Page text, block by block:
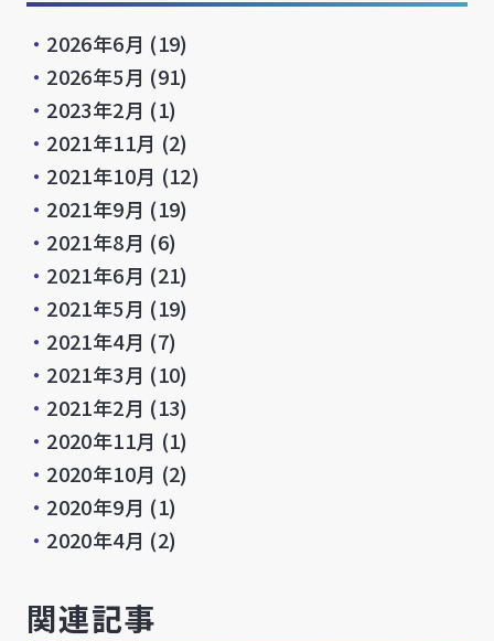
・ 2026年6月 (19)
・ 2026年5月 (91)
・ 2023年2月 (1)
・ 2021年11月 (2)
・ 2021年10月 (12)
・ 2021年9月 (19)
・ 2021年8月 (6)
・ 2021年6月 (21)
・ 2021年5月 (19)
・ 2021年4月 (7)
・ 2021年3月 (10)
・ 2021年2月 (13)
・ 2020年11月 (1)
・ 2020年10月 (2)
・ 2020年9月 (1)
・ 2020年4月 (2)
関連記事